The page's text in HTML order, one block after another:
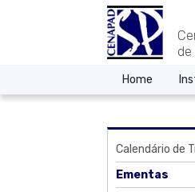
Home
Calendário de
Ementas